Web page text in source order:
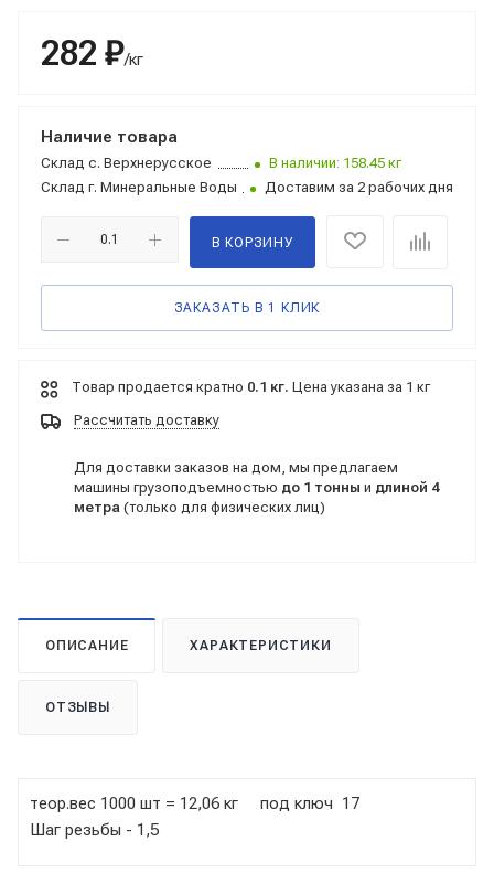
282 ₽/кг
Наличие товара
Склад с. Верхнерусское
В наличии: 158.45 кг
Склад г. Минеральные Воды Доставим за 2 рабочих дня
В КОРЗИНУ
ЗАКАЗАТЬ В 1 КЛИК
Товар продается кратно 0.1 кг. Цена указана за 1 кг
Рассчитать доставку
Для доставки заказов на дом, мы предлагаем
машины грузоподъемностью до 1 тонны и длиной 4
метра (только для физических лиц)
ОПИСАНИЕ ХАРАКТЕРИСТИКИ
ОТЗЫВЫ
теор.вес 1000 шт = 12,06 кг под ключ 17
Шаг резьбы - 1,5